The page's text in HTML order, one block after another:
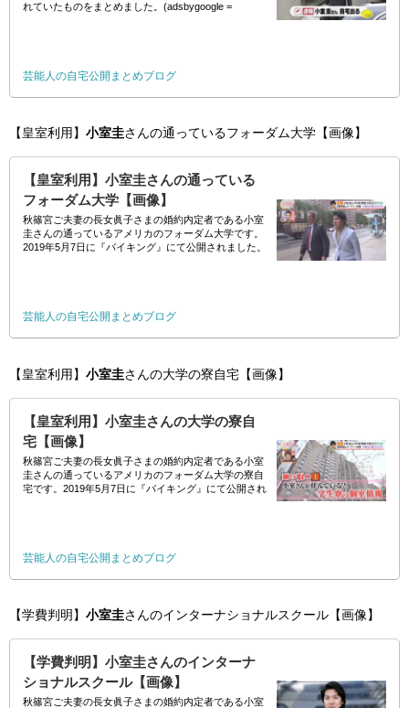
れていたものをまとめました。(adsbygoogle =
芸能人の自宅公開まとめブログ
【皇室利用】 小室圭さんの通っているフォーダム大学【画像】
【皇室利用】小室圭さんの通っている
フォーダム大学【画像】
秋篠宮ご夫妻の長女眞子さまの婚約内定者である小室
圭さんの通っているアメリカのフォーダム大学です。
2019年5月7日に『バイキング』にて公開されました。
芸能人の自宅公開まとめブログ
【皇室利用】 小室圭さんの大学の寮自宅【画像】
【皇室利用】小室圭さんの大学の寮自
宅【画像】
秋篠宮ご夫妻の長女眞子さまの婚約内定者である小室
圭さんの通っているアメリカのフォーダム大学の寮自
宅です。2019年5月7日に『バイキング』にて公開され
芸能人の自宅公開まとめブログ
【学費判明】 小室圭さんのインターナショナルスクール【画像】
【学費判明】小室圭さんのインターナ
ショナルスクール【画像】
秋篠宮ご夫妻の長女眞子さまの婚約内定者である小室